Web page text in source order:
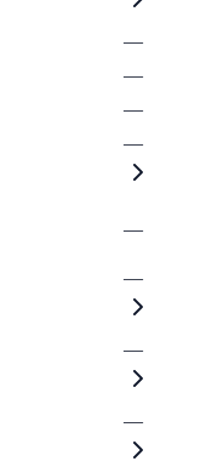
—
—
—
—
—
—
—
—